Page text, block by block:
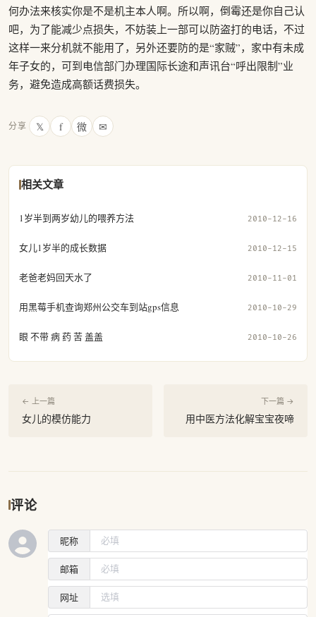
何办法来核实你是不是机主本人啊。所以啊，倒霉还是你自己认
吧，为了能减少点损失，不妨装上一部可以防盗打的电话，不过
这样一来分机就不能用了，另外还要防的是“家贼”，家中有未成
年子女的，可到电信部门办理国际长途和声讯台“呼出限制”业
务，避免造成高额话费损失。
分享 𝕏 f 微 ✉
相关文章
1岁半到两岁幼儿的喂养方法 2010-12-16
女儿1岁半的成长数据 2010-12-15
老爸老妈回天水了 2010-11-01
用黑莓手机查询郑州公交车到站gps信息 2010-10-29
眼 不带 病 药 苦 盖盖 2010-10-26
← 上一篇
女儿的模仿能力
下一篇 →
用中医方法化解宝宝夜啼
评论
昵称
邮箱
网址